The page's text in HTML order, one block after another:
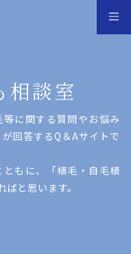
相談室
に関する質問やお悩み
回答するQ＆Aサイトで
もに、「植⽑・⾃⽑植
と思います。